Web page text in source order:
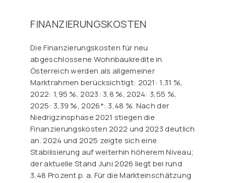
FINANZIERUNGSKOSTEN
Die Finanzierungskosten für neu
abgeschlossene Wohnbaukredite in
Österreich werden als allgemeiner
Marktrahmen berücksichtigt: 2021: 1,31 %,
2022: 1,95 %, 2023: 3,8 %, 2024: 3,55 %,
2025: 3,39 %, 2026*: 3,48 %. Nach der
Niedrigzinsphase 2021 stiegen die
Finanzierungskosten 2022 und 2023 deutlich
an. 2024 und 2025 zeigte sich eine
Stabilisierung auf weiterhin höherem Niveau;
der aktuelle Stand Juni 2026 liegt bei rund
3,48 Prozent p. a. Für die Markteinschätzung